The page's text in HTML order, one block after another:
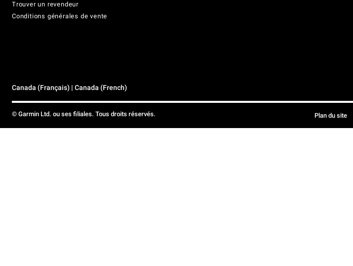
Trouver un revendeur
Conditions générales de vente
Canada (Français) | Canada (French)
© Garmin Ltd. ou ses filiales. Tous droits réservés. Plan du site